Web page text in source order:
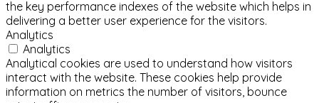
the key performance indexes of the website which helps in
delivering a better user experience for the visitors.
Analytics
Analytics
Analytical cookies are used to understand how visitors
interact with the website. These cookies help provide
information on metrics the number of visitors, bounce